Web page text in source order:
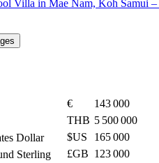
€
143 000
THB 5 500 000
Dollar $US
165 000
Sterling £GB 123 000